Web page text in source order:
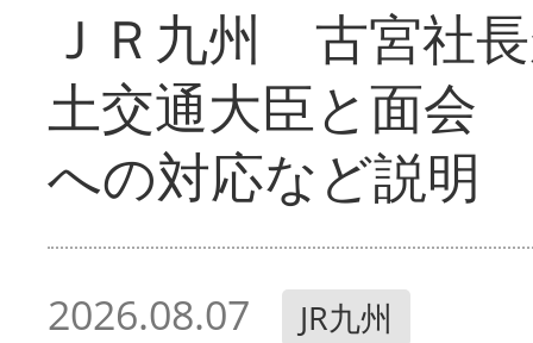
ＪＲ九州 古宮社
土交通大臣と面会
への対応など説明
2026.08.07 JR九州